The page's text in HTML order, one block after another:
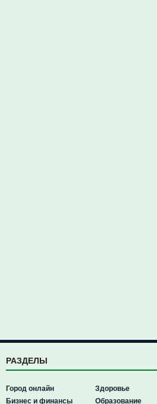
РАЗДЕЛЫ
Город онлайн
Бизнес и финансы
Здоровье
Образование